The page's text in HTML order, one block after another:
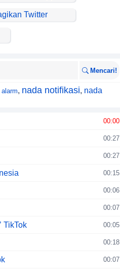
Twitter
Mencari!
, nada notifikasi, nada
00:00
00:27
00:27
00:15
00:06
00:07
TikTok 00:05
00:18
00:07